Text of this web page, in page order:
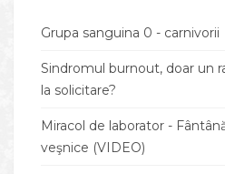
Grupa sanguina 0 - carnivorii
Sindromul burnout, doar un
la solicitare?
Miracol de laborator -
veşnice (VIDEO)